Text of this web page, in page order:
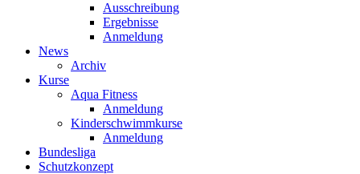
Ausschreibung
Ergebnisse
Anmeldung
News
Archiv
Kurse
Aqua Fitness
Anmeldung
Kinderschwimmkurse
Anmeldung
Bundesliga
Schutzkonzept